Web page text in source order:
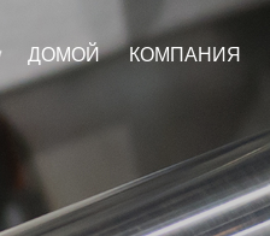
ДОМОЙ КОМПАНИЯ